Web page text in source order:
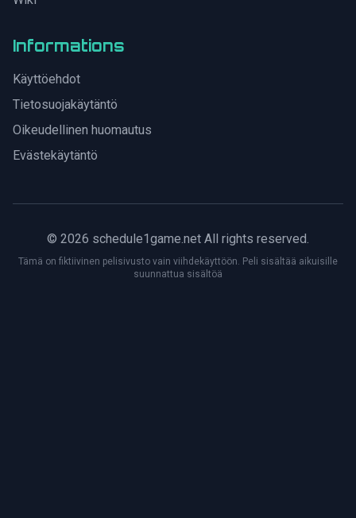
Informations
Käyttöehdot
Tietosuojakäytäntö
Oikeudellinen huomautus
Evästekäytäntö
© 2026 schedule1game.net All rights reserved.
Tämä on fiktiivinen pelisivusto vain viihdekäyttöön. Peli sisältää aikuisille
suunnattua sisältöä